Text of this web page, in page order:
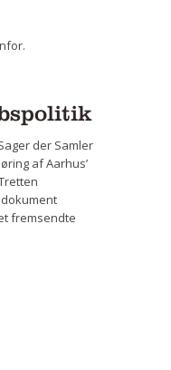
der Samler
af Aarhus’
fremsendte